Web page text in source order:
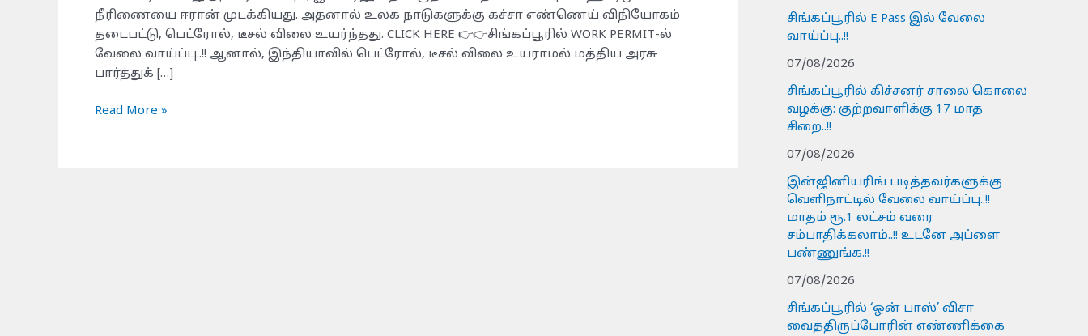
நீரிணையை ஈரான் முடக்கியது. அதனால் உலக நாடுகளுக்கு கச்சா எண்ணெய் விநியோகம்
தடைபட்டு, பெட்ரோல், டீசல் விலை உயர்ந்தது. CLICK HERE 👉👉சிங்கப்பூரில் WORK PERMIT-ல்
வேலை வாய்ப்பு..!! ஆனால், இந்தியாவில் பெட்ரோல், டீசல் விலை உயராமல் மத்திய அரசு
பார்த்துக் […]
Read More »
சிங்கப்பூரில் E Pass இல் வேலை
வாய்ப்பு..!!
07/08/2026
சிங்கப்பூரில் கிச்சனர் சாலை கொலை
வழக்கு: குற்றவாளிக்கு 17 மாத
சிறை..!!
07/08/2026
இன்ஜினியரிங் படித்தவர்களுக்கு
வெளிநாட்டில் வேலை வாய்ப்பு..!!
மாதம் ரூ.1 லட்சம் வரை
சம்பாதிக்கலாம்..!! உடனே அப்ளை
பண்ணுங்க.!!
07/08/2026
சிங்கப்பூரில் ‘ஒன் பாஸ்’ விசா
வைத்திருப்போரின் எண்ணிக்கை